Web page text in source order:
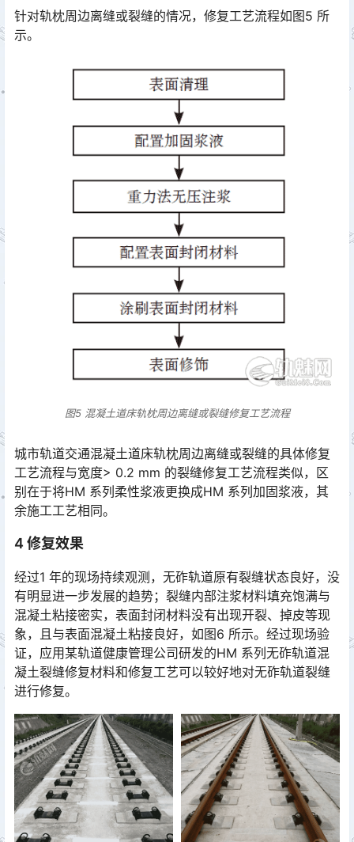
针对轨枕周边离缝或裂缝的情况，修复工艺流程如图5 所
示。
图5 混凝土道床轨枕周边离缝或裂缝修复工艺流程
城市轨道交通混凝土道床轨枕周边离缝或裂缝的具体修复
工艺流程与宽度> 0.2 mm 的裂缝修复工艺流程类似，区
别在于将HM 系列柔性浆液更换成HM 系列加固浆液，其
余施工工艺相同。󠅅󠅃󠄵󠅂󠄪󠇖󠆨󠆨󠇕󠆞󠆒󠅬󠇘󠆭󠆘󠇙󠆝󠅵󠇗󠆭󠆁󠄐󠇗󠅹󠅸󠇖󠆍󠅳󠇖󠅹󠅰󠇖󠆌󠅹
4 修复效果
经过1 年的现场持续观测，无砟轨道原有裂缝状态良好，没
有明显进一步发展的趋势；裂缝内部注浆材料填充饱满与
混凝土粘接密实，表面封闭材料没有出现开裂、掉皮等现
象，且与表面混凝土粘接良好，如图6 所示。经过现场验
证，应用某轨道健康管理公司研发的HM 系列无砟轨道混
凝土裂缝修复材料和修复工艺可以较好地对无砟轨道裂缝
进行修复。󠅅󠅃󠄵󠅂󠄪󠇖󠆨󠆨󠇕󠆞󠆒󠅬󠇘󠆭󠆘󠇙󠆝󠅵󠇗󠆭󠆁󠄐󠇗󠅹󠅸󠇖󠆍󠅳󠇖󠅹󠅰󠇖󠆌󠅹